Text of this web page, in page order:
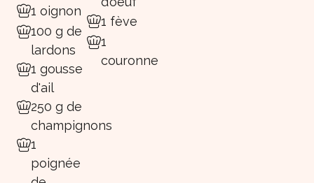
1 oignon
100 g de
lardons
1 gousse
d'ail
250 g de
champignons
1
poignée
1 fève
1
couronne